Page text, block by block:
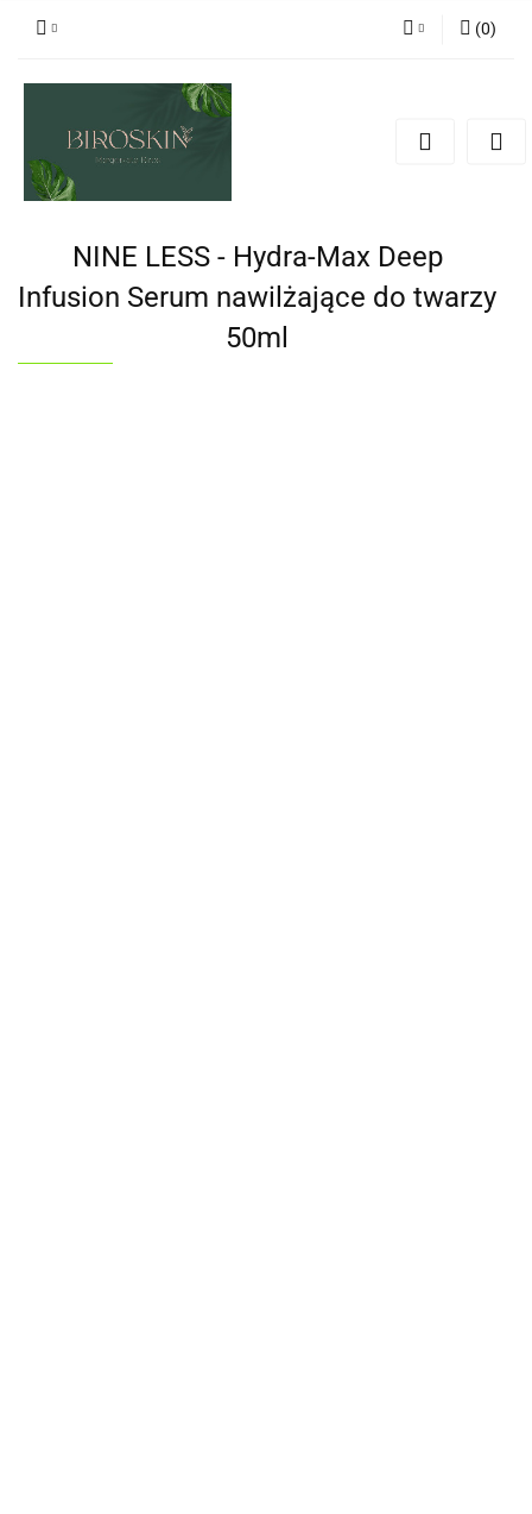
(0)
NINE LESS - Hydra-Max Deep
Infusion Serum nawilżające do twarzy
50ml